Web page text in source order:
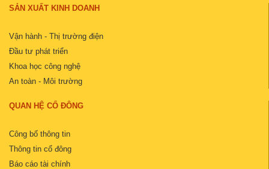
SẢN XUẤT KINH DOANH
Vận hành - Thị trường điện
Đầu tư phát triển
Khoa học công nghệ
An toàn - Môi trường
QUAN HỆ CỔ ĐÔNG
Công bố thông tin
Thông tin cổ đông
Báo cáo tài chính